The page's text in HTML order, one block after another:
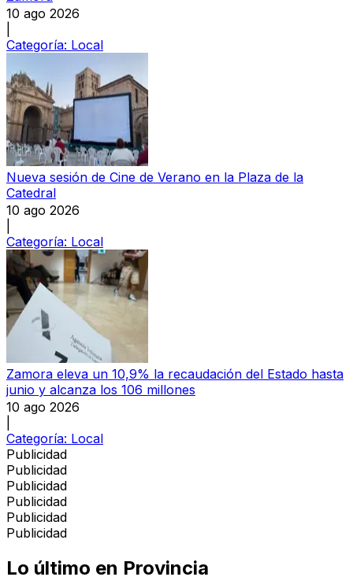
10 ago 2026
Categoría: Local
Nueva sesión de Cine de Verano en la Plaza de la
Catedral
10 ago 2026
Categoría: Local
Zamora eleva un 10,9% la recaudación del Estado hasta
junio y alcanza los 106 millones
10 ago 2026
Categoría: Local
Publicidad
Publicidad
Publicidad
Publicidad
Publicidad
Publicidad
Lo último en Provincia